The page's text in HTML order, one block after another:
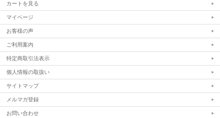
カートを見る
マイページ
お客様の声
ご利用案内
特定商取引法表示
個人情報の取扱い
サイトマップ
メルマガ登録
お問い合わせ